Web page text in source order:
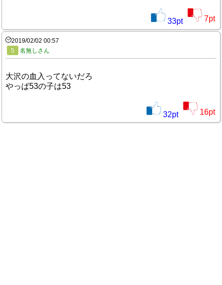
33pt 7pt
2019/02/02 00:57
5
名無しさん
大沢の血入ってないだろ
やっぱ53の子は53
32pt 16pt